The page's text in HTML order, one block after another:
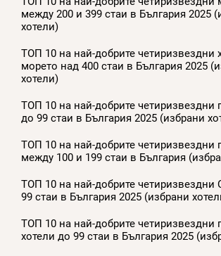
между 200 и 399 стаи в България 2025
хотели)
ТОП 10 на най-добрите четиризвездни
морето над 400 стаи в България 2025
хотели)
ТОП 10 на най-добрите четиризвездни
до 99 стаи в България 2025 (избрани
ТОП 10 на най-добрите четиризвездни
между 100 и 199 стаи в България
ТОП 10 на най-добрите четиризвездни
99 стаи в България 2025 (избрани
ТОП 10 на най-добрите четиризвездни
хотели до 99 стаи в България 2025